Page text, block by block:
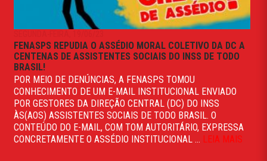
FENASPS REPUDIA O ASSÉDIO MORAL COLETIVO DA DC A
CENTENAS DE ASSISTENTES SOCIAIS DO INSS DE TODO
BRASIL!
POR MEIO DE DENÚNCIAS, A FENASPS TOMOU
CONHECIMENTO DE UM E-MAIL INSTITUCIONAL ENVIADO
POR GESTORES DA DIREÇÃO CENTRAL (DC) DO INSS
ÀS(AOS) ASSISTENTES SOCIAIS DE TODO BRASIL. O
CONTEÚDO DO E-MAIL, COM TOM AUTORITÁRIO, EXPRESSA
CONCRETAMENTE O ASSÉDIO INSTITUCIONAL ... LEIA MAIS